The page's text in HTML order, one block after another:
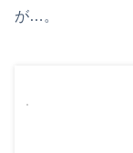
が…。